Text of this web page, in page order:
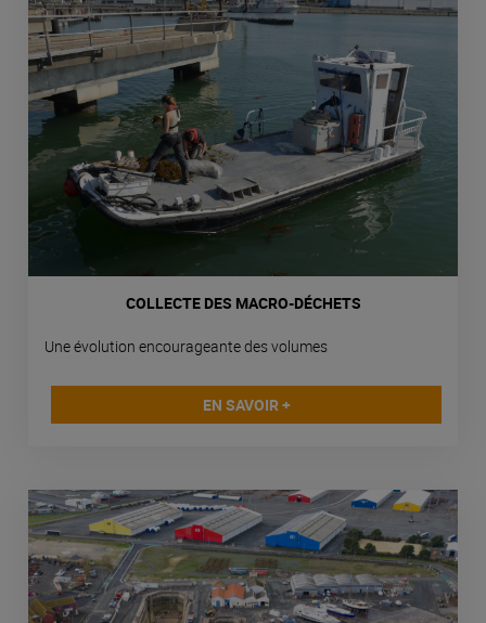
COLLECTE DES MACRO-DÉCHETS
Une évolution encourageante des volumes
EN SAVOIR +